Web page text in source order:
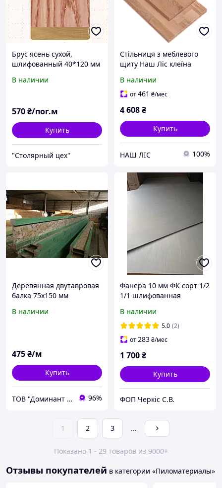
Брус ясень сухой,
шлифованный 40*120 мм
В наличии
570₴/пог.м
Купить
"Столярный цех"
Стільниця з меблевого
щиту Наш Ліс клеїна
40х600х2400 мм 1,44 м²
В наличии
от461 ₴/мес
4 608₴
Купить
НАШ ЛІС 100%
Деревянная двутавровая
балка 75х150 мм
В наличии
475₴/м
Купить
ТОВ "Доминант - Вуд" 96%
Фанера 10 мм ФК сорт 1/2
1/1 шлифованная
В наличии
5.0 (2)
от283₴/мес
1 700₴
Купить
ФОП Черкіс С.В.
1 2 3 ...
Показано 1 - 29 товаров из 9000+
Отзывы покупателей в категории «Пиломатериалы»